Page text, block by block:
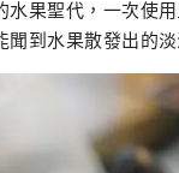
果聖代，一次使
到水果散發出的